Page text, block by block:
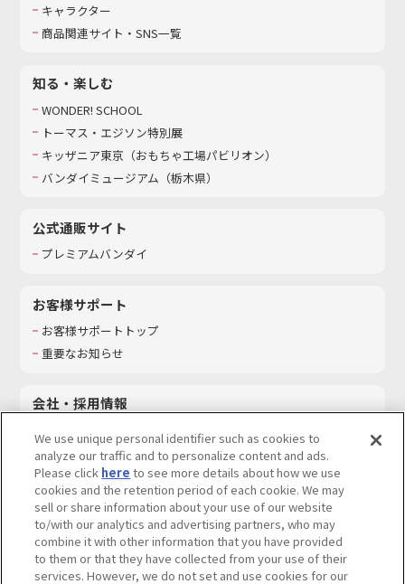
キャラクター
商品関連サイト・SNS一覧
知る・楽しむ
WONDER! SCHOOL
トーマス・エジソン特別展
キッザニア東京（おもちゃ工場パビリオン）​
バンダイミュージアム（栃木県）
公式通販サイト
プレミアムバンダイ
お客様サポート
お客様サポートトップ
重要なお知らせ
会社・採用情報
採用情報
サステナビリティ
お問い合わせ
ウェブサイトご利用条件 ソーシャルメディアポリシー
We use unique personal identifier such as cookies to
analyze our traffic and to personalize content and ads.
Please click here to see more details about how we use
cookies and the retention period of each cookie. We may
sell or share information about your use of our website
to/with our analytics and advertising partners, who may
combine it with other information that you have provided
to them or that they have collected from your use of their
services. However, we do not set and use cookies for our